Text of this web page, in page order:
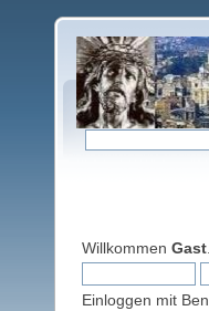
Willkommen Gast
Einloggen mit